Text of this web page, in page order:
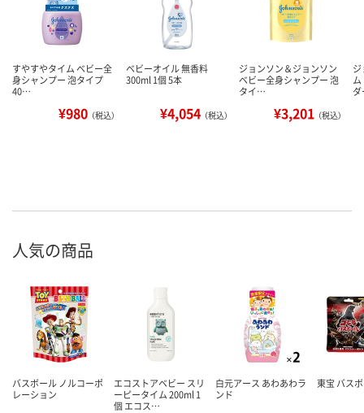
すやすやタイム ベビー全
身シャンプー 泡タイプ
40…
¥980 （税込）
ベビーオイル 無香料
300ml 1個 5本
¥4,054 （税込）
ジョンソン＆ジョンソン
ベビー全身シャンプー 泡
タイ…
¥3,201 （税込）
人気の商品
バスボール ノルコーポ
レーション
エコストアベビー スリ
ーピータイム 200ml 1
個 エコス…
白元アース あわあわラ
ンド
東宝 バス